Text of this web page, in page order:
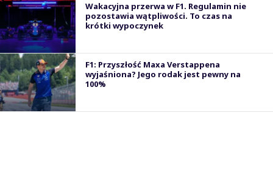
Wakacyjna przerwa w F1. Regulamin nie
pozostawia wątpliwości. To czas na
krótki wypoczynek
F1: Przyszłość Maxa Verstappena
wyjaśniona? Jego rodak jest pewny na
100%